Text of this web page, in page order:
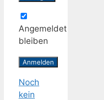
Angemeldet
bleiben
Noch
kein